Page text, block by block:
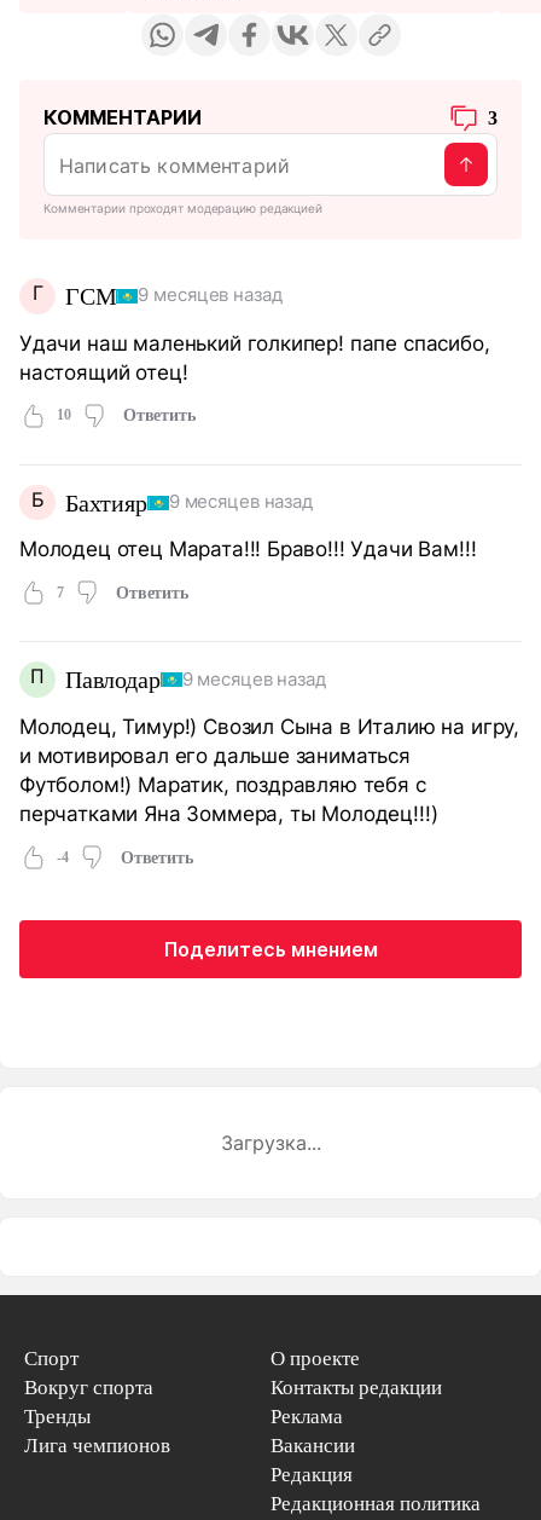
КОММЕНТАРИИ 3
Комментарии проходят модерацию редакцией
Г ГСМ 9 месяцев назад
Удачи наш маленький голкипер! папе спасибо,
настоящий отец!
10 Ответить
Б Бахтияр 9 месяцев назад
Молодец отец Марата!!! Браво!!! Удачи Вам!!!
7 Ответить
П Павлодар 9 месяцев назад
Молодец, Тимур!) Свозил Сына в Италию на игру,
и мотивировал его дальше заниматься
Футболом!) Маратик, поздравляю тебя с
перчатками Яна Зоммера, ты Молодец!!!)
-4 Ответить
Поделитесь мнением
Загрузка...
Спорт
Вокруг спорта
Тренды
Лига чемпионов
О проекте
Контакты редакции
Реклама
Вакансии
Редакция
Редакционная политика